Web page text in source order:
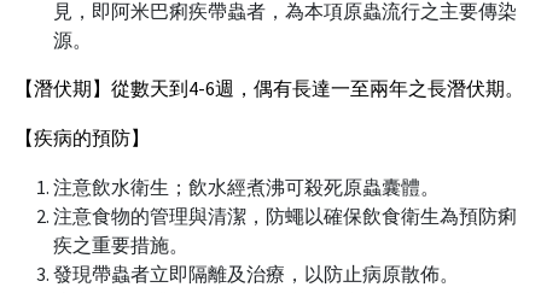
見，即阿米巴痢疾帶蟲者，為本項原蟲流行之主要傳染
源。
【潛伏期】從數天到4-6週，偶有長達一至兩年之長潛伏期。
【疾病的預防】
注意飲水衛生；飲水經煮沸可殺死原蟲囊體。
注意食物的管理與清潔，防蠅以確保飲食衛生為預防痢
疾之重要措施。
發現帶蟲者立即隔離及治療，以防止病原散佈。